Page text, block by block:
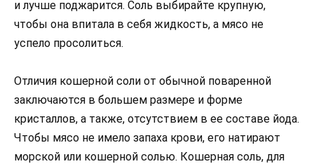
и лучше поджарится. Соль выбирайте крупную,
чтобы она впитала в себя жидкость, а мясо не
успело просолиться.
Отличия кошерной соли от обычной поваренной
заключаются в большем размере и форме
кристаллов, а также, отсутствием в ее составе йода.
Чтобы мясо не имело запаха крови, его натирают
морской или кошерной солью. Кошерная соль, для